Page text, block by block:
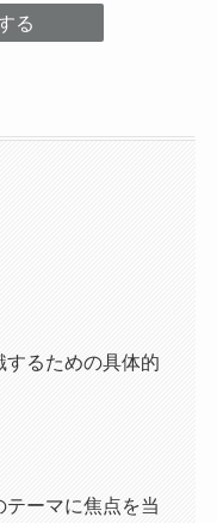
る
るための具体的
テーマに焦点を当